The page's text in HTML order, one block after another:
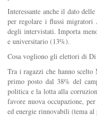
Interessante anche il dato
per regolare i flussi migratori
degli intervistati. Importa
e universitario (13%).
Cosa vogliono gli elettori di
Tra i ragazzi che hanno
primo posto dal 38% del
politica e la lotta alla
favore nuova occupazione,
ed energie rinnovabili (tema